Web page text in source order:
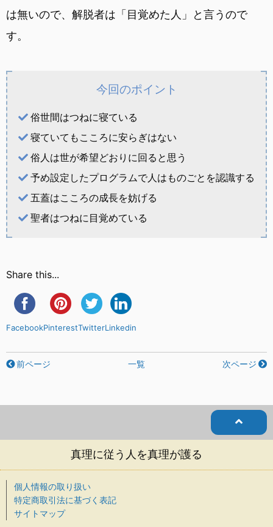
は無いので、解脱者は「目覚めた人」と言うので
す。
今回のポイント
俗世間はつねに寝ている
寝ていてもこころに安らぎはない
俗人は世が希望どおりに回ると思う
予め設定したプログラムで人はものごとを認識する
五蓋はこころの成長を妨げる
聖者はつねに目覚めている
Share this...
FacebookPinterestTwitterLinkedin
前ページ 一覧 次ページ
真理に従う人を真理が護る
個人情報の取り扱い
特定商取引法に基づく表記
サイトマップ